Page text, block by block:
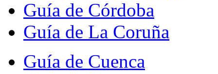
Guía de Córdoba
Guía de La Coruña
Guía de Cuenca